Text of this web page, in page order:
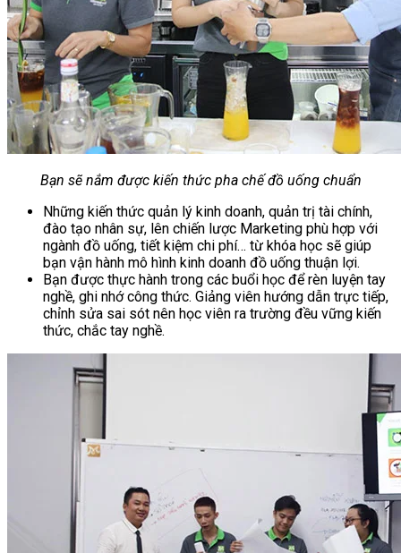
Bạn sẽ nắm được kiến thức pha chế đồ uống chuẩn
Những kiến thức quản lý kinh doanh, quản trị tài chính,
đào tạo nhân sự, lên chiến lược Marketing phù hợp với
ngành đồ uống, tiết kiệm chi phí… từ khóa học sẽ giúp
bạn vận hành mô hình kinh doanh đồ uống thuận lợi.
Bạn được thực hành trong các buổi học để rèn luyện tay
nghề, ghi nhớ công thức. Giảng viên hướng dẫn trực tiếp,
chỉnh sửa sai sót nên học viên ra trường đều vững kiến
thức, chắc tay nghề.